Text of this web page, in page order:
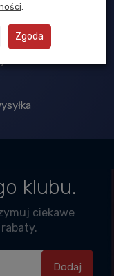
klubu.
ciekawe
Zgoda